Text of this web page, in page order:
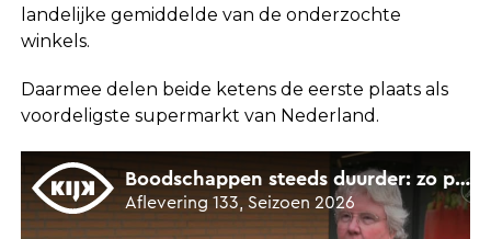
landelijke gemiddelde van de onderzochte
winkels.
Daarmee delen beide ketens de eerste plaats als
voordeligste supermarkt van Nederland.